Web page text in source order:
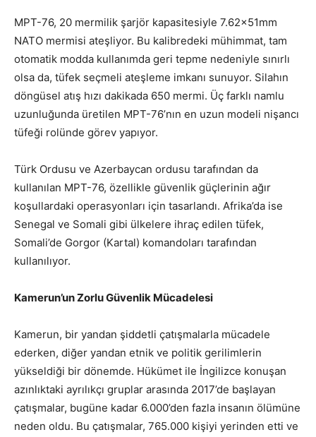
MPT-76, 20 mermilik şarjör kapasitesiyle 7.62x51mm
NATO mermisi ateşliyor. Bu kalibredeki mühimmat, tam
otomatik modda kullanımda geri tepme nedeniyle sınırlı
olsa da, tüfek seçmeli ateşleme imkanı sunuyor. Silahın
döngüsel atış hızı dakikada 650 mermi. Üç farklı namlu
uzunluğunda üretilen MPT-76’nın en uzun modeli nişancı
tüfeği rolünde görev yapıyor.
Türk Ordusu ve Azerbaycan ordusu tarafından da
kullanılan MPT-76, özellikle güvenlik güçlerinin ağır
koşullardaki operasyonları için tasarlandı. Afrika’da ise
Senegal ve Somali gibi ülkelere ihraç edilen tüfek,
Somali’de Gorgor (Kartal) komandoları tarafından
kullanılıyor.
Kamerun’un Zorlu Güvenlik Mücadelesi
Kamerun, bir yandan şiddetli çatışmalarla mücadele
ederken, diğer yandan etnik ve politik gerilimlerin
yükseldiği bir dönemde. Hükümet ile İngilizce konuşan
azınlıktaki ayrılıkçı gruplar arasında 2017’de başlayan
çatışmalar, bugüne kadar 6.000’den fazla insanın ölümüne
neden oldu. Bu çatışmalar, 765.000 kişiyi yerinden etti ve